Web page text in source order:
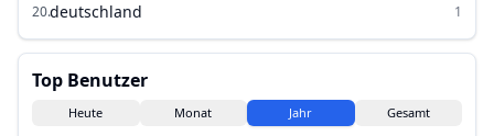
20.deutschland 1
Top Benutzer
Heute Monat Jahr Gesamt